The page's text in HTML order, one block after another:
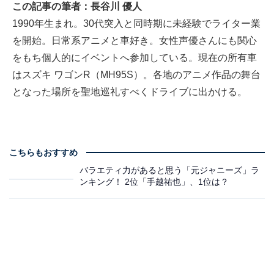
この記事の筆者：長谷川 優人
1990年生まれ。30代突入と同時期に未経験でライター業
を開始。日常系アニメと車好き。女性声優さんにも関心
をもち個人的にイベントへ参加している。現在の所有車
はスズキ ワゴンR（MH95S）。各地のアニメ作品の舞台
となった場所を聖地巡礼すべくドライブに出かける。
こちらもおすすめ
バラエティ力があると思う「元ジャニーズ」ラ
ンキング！ 2位「手越祐也」、1位は？